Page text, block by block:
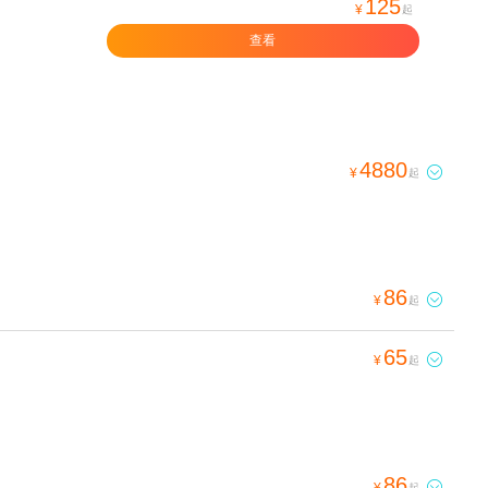
¥ 125 起
查看
¥4880起 
¥ 86起 
¥ 65起 